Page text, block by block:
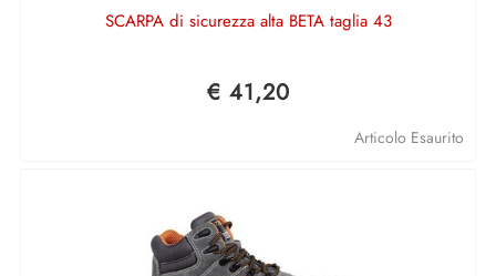
SCARPA di sicurezza alta BETA taglia 43
€ 41,20
Articolo Esaurito